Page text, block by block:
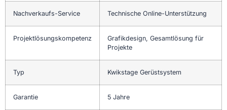
Nachverkaufs-Service Technische Online-Unterstützung
Projektlösungskompetenz
Grafikdesign, Gesamtlösung für
Projekte
Typ Kwikstage Gerüstsystem
Garantie 5 Jahre